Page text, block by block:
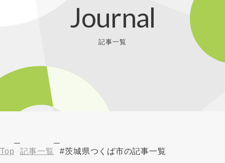
Journal
記事一覧
Top 記事一覧 #茨城県つくば市の記事一覧